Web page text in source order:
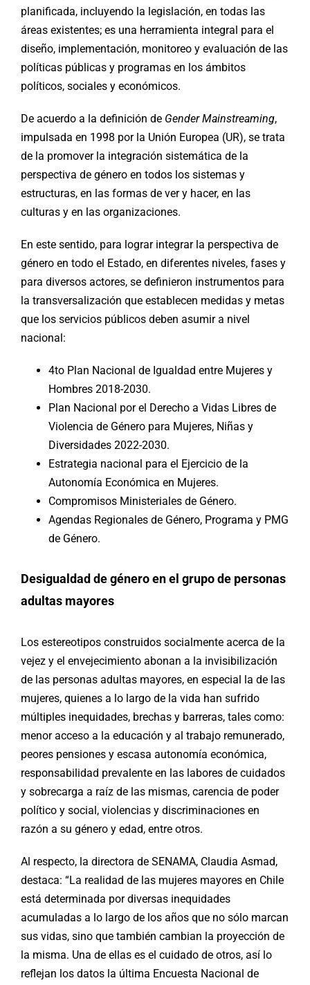
planificada, incluyendo la legislación, en todas las
áreas existentes; es una herramienta integral para el
diseño, implementación, monitoreo y evaluación de las
políticas públicas y programas en los ámbitos
políticos, sociales y económicos.
De acuerdo a la definición de Gender Mainstreaming,
impulsada en 1998 por la Unión Europea (UR), se trata
de la promover la integración sistemática de la
perspectiva de género en todos los sistemas y
estructuras, en las formas de ver y hacer, en las
culturas y en las organizaciones.
En este sentido, para lograr integrar la perspectiva de
género en todo el Estado, en diferentes niveles, fases y
para diversos actores, se definieron instrumentos para
la transversalización que establecen medidas y metas
que los servicios públicos deben asumir a nivel
nacional:
4to Plan Nacional de Igualdad entre Mujeres y
Hombres 2018-2030.
Plan Nacional por el Derecho a Vidas Libres de
Violencia de Género para Mujeres, Niñas y
Diversidades 2022-2030.
Estrategia nacional para el Ejercicio de la
Autonomía Económica en Mujeres.
Compromisos Ministeriales de Género.
Agendas Regionales de Género, Programa y PMG
de Género.
Desigualdad de género en el grupo de personas
adultas mayores
Los estereotipos construidos socialmente acerca de la
vejez y el envejecimiento abonan a la invisibilización
de las personas adultas mayores, en especial la de las
mujeres, quienes a lo largo de la vida han sufrido
múltiples inequidades, brechas y barreras, tales como:
menor acceso a la educación y al trabajo remunerado,
peores pensiones y escasa autonomía económica,
responsabilidad prevalente en las labores de cuidados
y sobrecarga a raíz de las mismas, carencia de poder
político y social, violencias y discriminaciones en
razón a su género y edad, entre otros.
Al respecto, la directora de SENAMA, Claudia Asmad,
destaca: “La realidad de las mujeres mayores en Chile
está determinada por diversas inequidades
acumuladas a lo largo de los años que no sólo marcan
sus vidas, sino que también cambian la proyección de
la misma. Una de ellas es el cuidado de otros, así lo
reflejan los datos la última Encuesta Nacional de